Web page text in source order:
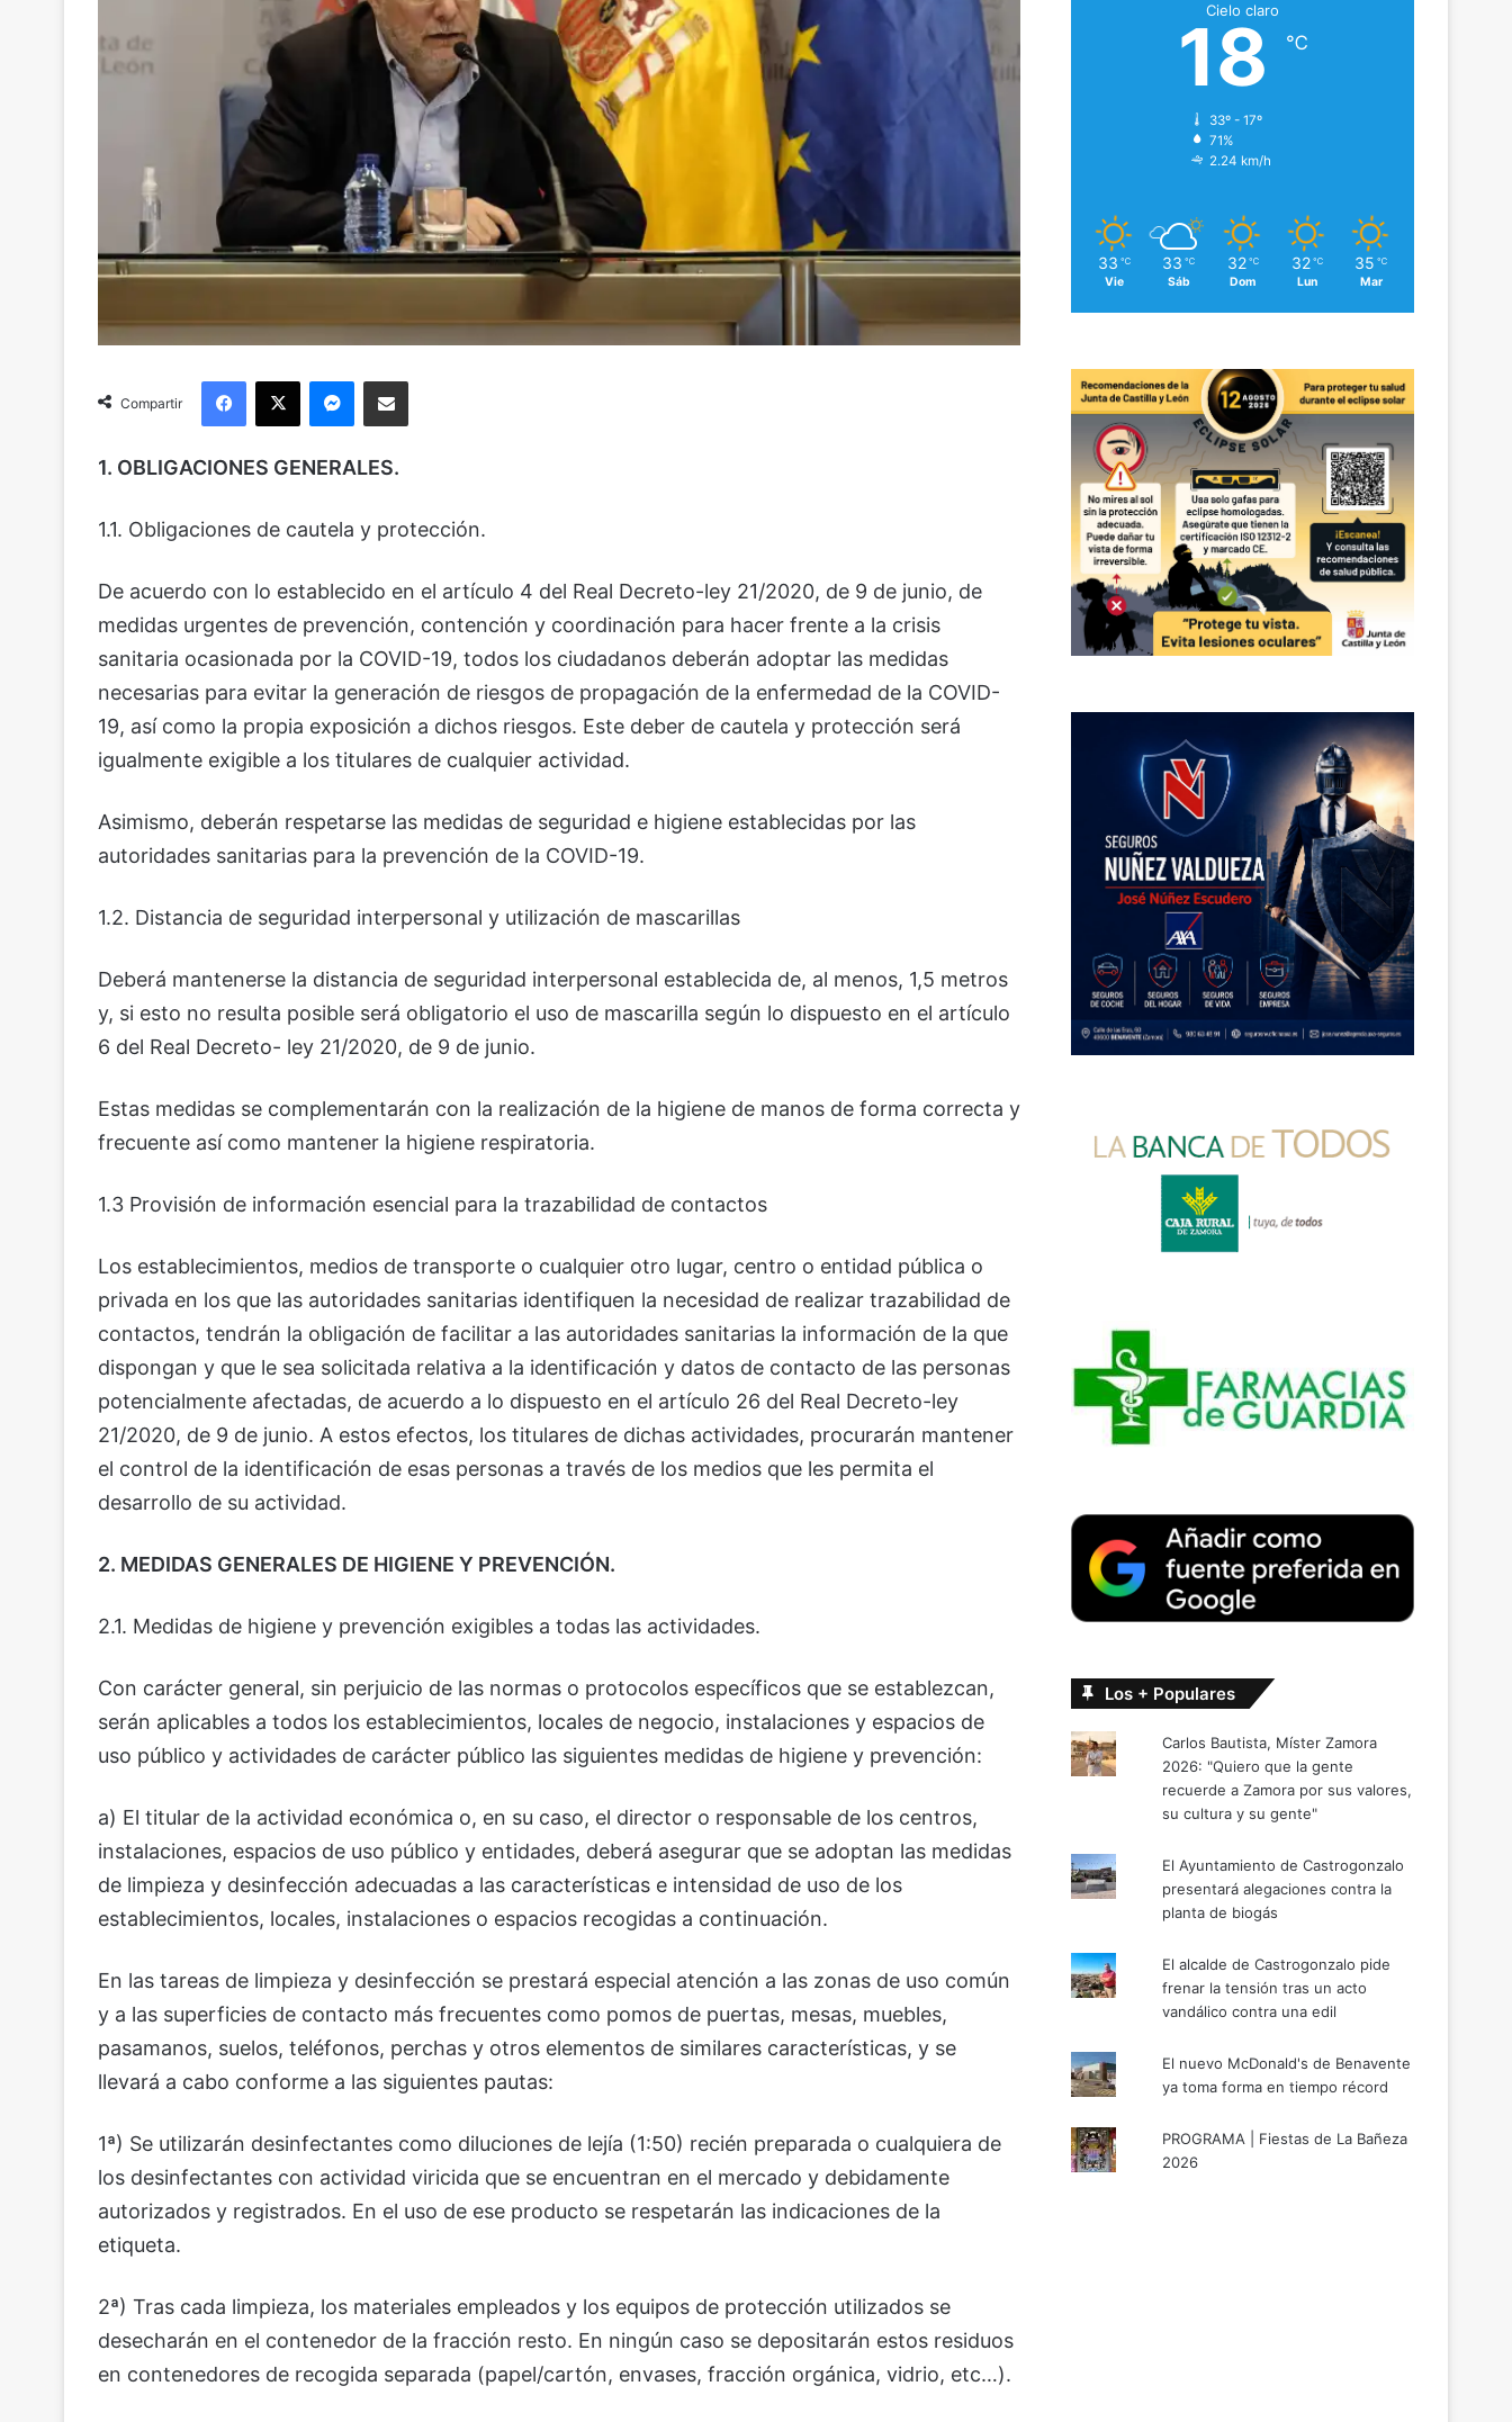
Compartir
Facebook
X Messenger
Compartir via Email
1. OBLIGACIONES GENERALES.
1.1. Obligaciones de cautela y protección.
De acuerdo con lo establecido en el artículo 4 del Real Decreto-ley 21/2020, de 9 de junio, de
medidas urgentes de prevención, contención y coordinación para hacer frente a la crisis
sanitaria ocasionada por la COVID-19, todos los ciudadanos deberán adoptar las medidas
necesarias para evitar la generación de riesgos de propagación de la enfermedad de la COVID-
19, así como la propia exposición a dichos riesgos. Este deber de cautela y protección será
igualmente exigible a los titulares de cualquier actividad.
Asimismo, deberán respetarse las medidas de seguridad e higiene establecidas por las
autoridades sanitarias para la prevención de la COVID-19.
1.2. Distancia de seguridad interpersonal y utilización de mascarillas
Deberá mantenerse la distancia de seguridad interpersonal establecida de, al menos, 1,5 metros
y, si esto no resulta posible será obligatorio el uso de mascarilla según lo dispuesto en el artículo
6 del Real Decreto- ley 21/2020, de 9 de junio.
Estas medidas se complementarán con la realización de la higiene de manos de forma correcta y
frecuente así como mantener la higiene respiratoria.
1.3 Provisión de información esencial para la trazabilidad de contactos
Los establecimientos, medios de transporte o cualquier otro lugar, centro o entidad pública o
privada en los que las autoridades sanitarias identifiquen la necesidad de realizar trazabilidad de
contactos, tendrán la obligación de facilitar a las autoridades sanitarias la información de la que
dispongan y que le sea solicitada relativa a la identificación y datos de contacto de las personas
potencialmente afectadas, de acuerdo a lo dispuesto en el artículo 26 del Real Decreto-ley
21/2020, de 9 de junio. A estos efectos, los titulares de dichas actividades, procurarán mantener
el control de la identificación de esas personas a través de los medios que les permita el
desarrollo de su actividad.
2. MEDIDAS GENERALES DE HIGIENE Y PREVENCIÓN.
2.1. Medidas de higiene y prevención exigibles a todas las actividades.
Con carácter general, sin perjuicio de las normas o protocolos específicos que se establezcan,
serán aplicables a todos los establecimientos, locales de negocio, instalaciones y espacios de
uso público y actividades de carácter público las siguientes medidas de higiene y prevención:
a) El titular de la actividad económica o, en su caso, el director o responsable de los centros,
instalaciones, espacios de uso público y entidades, deberá asegurar que se adoptan las medidas
de limpieza y desinfección adecuadas a las características e intensidad de uso de los
establecimientos, locales, instalaciones o espacios recogidas a continuación.
En las tareas de limpieza y desinfección se prestará especial atención a las zonas de uso común
y a las superficies de contacto más frecuentes como pomos de puertas, mesas, muebles,
pasamanos, suelos, teléfonos, perchas y otros elementos de similares características, y se
llevará a cabo conforme a las siguientes pautas:
1ª) Se utilizarán desinfectantes como diluciones de lejía (1:50) recién preparada o cualquiera de
los desinfectantes con actividad viricida que se encuentran en el mercado y debidamente
autorizados y registrados. En el uso de ese producto se respetarán las indicaciones de la
etiqueta.
2ª) Tras cada limpieza, los materiales empleados y los equipos de protección utilizados se
desecharán en el contenedor de la fracción resto. En ningún caso se depositarán estos residuos
en contenedores de recogida separada (papel/cartón, envases, fracción orgánica, vidrio, etc…).
Cielo claro
18 ℃
33º - 17º
71%
2.24 km/h
33 ℃
Vie
33 ℃
Sáb
32 ℃
Dom
32 ℃
Lun
35 ℃
Mar
Los + Populares
Carlos Bautista, Míster Zamora
2026: "Quiero que la gente
recuerde a Zamora por sus valores,
su cultura y su gente"
El Ayuntamiento de Castrogonzalo
presentará alegaciones contra la
planta de biogás
El alcalde de Castrogonzalo pide
frenar la tensión tras un acto
vandálico contra una edil
El nuevo McDonald's de Benavente
ya toma forma en tiempo récord
PROGRAMA | Fiestas de La Bañeza
2026